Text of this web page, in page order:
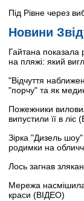
Під Рівне через
Новини
Гайтана показала
на пляжі: який
"Відчуття
"порчу" та як
Пожежники
випустили її в ліс
Зірка "Дизель шоу"
родимки на
Лось загнав
Мережа насмішила
краси (ВІДЕО)